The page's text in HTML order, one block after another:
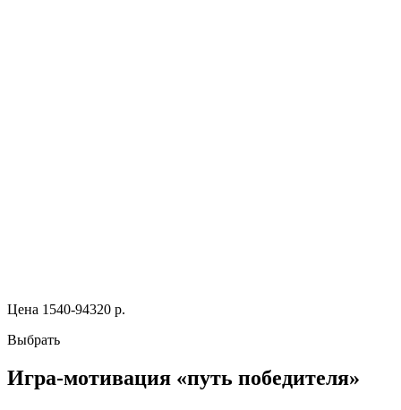
Цена 1540-94320 р.
Выбрать
Игра-мотивация «путь победителя»